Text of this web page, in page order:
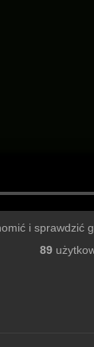
i sprawdzić
89